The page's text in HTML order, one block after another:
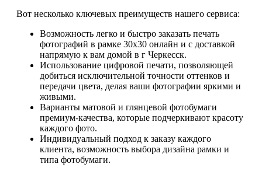
Вот несколько ключевых преимуществ нашего сервиса:
Возможность легко и быстро заказать печать
фотографий в рамке 30х30 онлайн и с доставкой
напрямую к вам домой в г Черкесск.
Использование цифровой печати, позволяющей
добиться исключительной точности оттенков и
передачи цвета, делая ваши фотографии яркими и
живыми.
Варианты матовой и глянцевой фотобумаги
премиум-качества, которые подчеркивают красоту
каждого фото.
Индивидуальный подход к заказу каждого
клиента, возможность выбора дизайна рамки и
типа фотобумаги.